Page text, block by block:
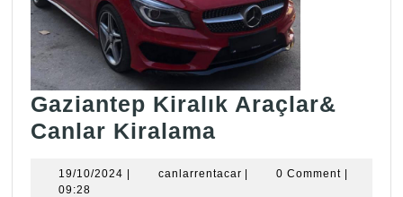
Gaziantep Kiralık Araçlar&
Canlar Kiralama
Araçlar&
19/10/2024 19/10/2024
| canlarrentacarcanlarrentacar
| 0 Comment |
09:28